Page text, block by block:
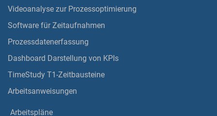
Videoanalyse zur Prozessoptimierung
Software für Zeitaufnahmen
Prozessdatenerfassung
Dashboard Darstellung von KPIs
TimeStudy T1-Zeitbausteine
Arbeitsanweisungen
Arbeitspläne